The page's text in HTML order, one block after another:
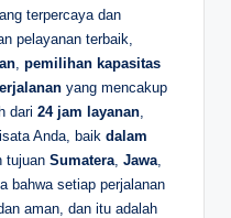
terpercaya dan
pelayanan terbaik,
pemilihan kapasitas
yang mencakup
dari 24 jam layanan
Anda, baik dalam
tujuan Sumatera Jawa
bahwa setiap perjalanan
aman, dan itu adalah